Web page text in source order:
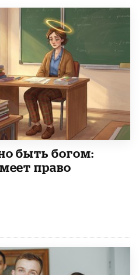
быть богом:
право